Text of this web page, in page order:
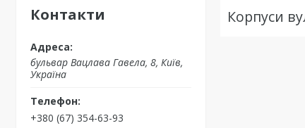
Контакти
бульвар Вацлава Гавела, 8, Київ,
Україна
+380 (67) 354-63-93
Корпуси